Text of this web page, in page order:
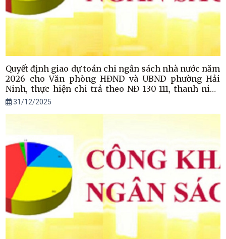
Quyết định giao dự toán chi ngân sách nhà nước năm
2026 cho Văn phòng HĐND và UBND phường Hải
Ninh, thực hiện chi trả theo NĐ 130-111, thanh niên
xung phong và các chế độ chính sách khác
31/12/2025